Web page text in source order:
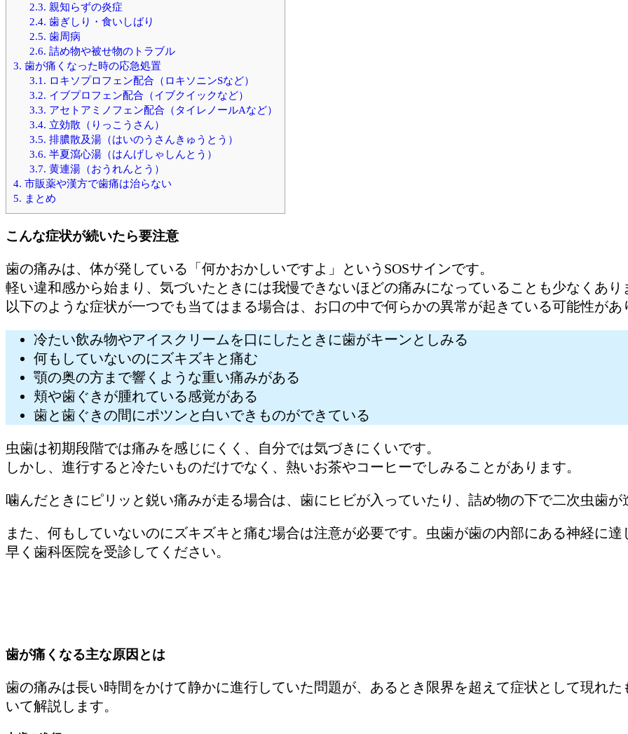
2.3. 親知らずの炎症
2.4. 歯ぎしり・食いしばり
2.5. 歯周病
2.6. 詰め物や被せ物のトラブル
3. 歯が痛くなった時の応急処置
3.1. ロキソプロフェン配合（ロキソニンSなど）
3.2. イブプロフェン配合（イブクイックなど）
3.3. アセトアミノフェン配合（タイレノールAなど）
3.4. 立効散（りっこうさん）
3.5. 排膿散及湯（はいのうさんきゅうとう）
3.6. 半夏瀉心湯（はんげしゃしんとう）
3.7. 黄連湯（おうれんとう）
4. 市販薬や漢方で歯痛は治らない
5. まとめ
こんな症状が続いたら要注意
歯の痛みは、体が発している「何かおかしいですよ」というSOSサインです。
軽い違和感から始まり、気づいたときには我慢できないほどの痛みになっていることも少なくあり
以下のような症状が一つでも当てはまる場合は、お口の中で何らかの異常が起きている可能性があ
冷たい飲み物やアイスクリームを口にしたときに歯がキーンとしみる
何もしていないのにズキズキと痛む
顎の奥の方まで響くような重い痛みがある
頬や歯ぐきが腫れている感覚がある
歯と歯ぐきの間にポツンと白いできものができている
虫歯は初期段階では痛みを感じにくく、自分では気づきにくいです。
しかし、進行すると冷たいものだけでなく、熱いお茶やコーヒーでしみることがあります。
噛んだときにピリッと鋭い痛みが走る場合は、歯にヒビが入っていたり、詰め物の下で二次虫歯
また、何もしていないのにズキズキと痛む場合は注意が必要です。虫歯が歯の内部にある神経に
早く歯科医院を受診してください。
歯が痛くなる主な原因とは
歯の痛みは長い時間をかけて静かに進行していた問題が、あるとき限界を超えて症状として現れ
いて解説します。